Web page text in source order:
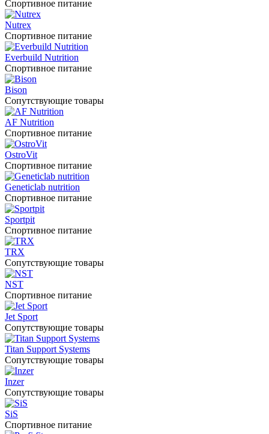
Спортивное питание
Nutrex
Спортивное питание
Everbuild Nutrition
Спортивное питание
Bison
Сопутствующие товары
AF Nutrition
Спортивное питание
OstroVit
Спортивное питание
Geneticlab nutrition
Спортивное питание
Sportpit
Спортивное питание
TRX
Сопутствующие товары
NST
Спортивное питание
Jet Sport
Сопутствующие товары
Titan Support Systems
Сопутствующие товары
Inzer
Сопутствующие товары
SiS
Спортивное питание